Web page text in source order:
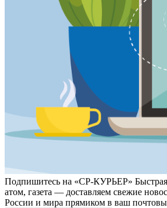
Подпишитесь на «СР-КУРЬЕР»
атом, газета — доставляем свежие
России и мира прямиком в ваш